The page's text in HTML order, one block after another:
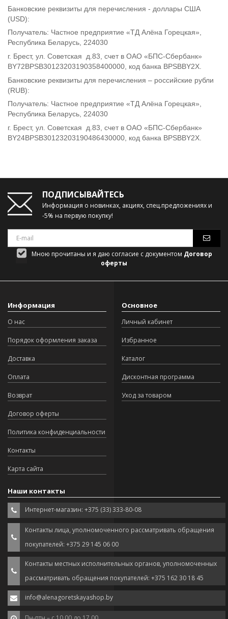
Банковские реквизиты для перечисления - доллары США
(USD):
Получатель: Частное предприятие «ТД Алёна Горецкая»,
Республика Беларусь, 224030
г. Брест, ул. Советская д.83, счет в ОАО «БПС-Сбербанк»
BY72BPSB30123203190358400000, код банка BPSBBY2X.
Банковские реквизиты для перечисления – российские рубли
(RUB):
Получатель: Частное предприятие «ТД Алёна Горецкая»,
Республика Беларусь, 224030
г. Брест, ул. Советская д.83, счет в ОАО «БПС-Сбербанк»
BY24BPSB30123203190486430000, код банка BPSBBY2X.
ПОДПИСЫВАЙТЕСЬ
Информация о новинках, акциях, спец.предложениях и
-5% на первую покупку!
Мною прочитаны и я даю согласие с документом Договор
оферты
Информация
О нас
Порядок оформления заказа
Доставка
Оплата
Возврат
Договор оферты
Политика конфиденциальности
Контакты
Карта сайта
Основное
Личный кабинет
Избранное
Каталог
Дисконтная программа
Уход за товаром
Наши контакты
Интернет-магазин: +375 (33) 333-80-08
Контакты лица, уполномоченного рассматривать обращения
покупателей: +375 29 145 06 00
Контакты местных исполнительных органов, уполномоченных
рассматривать обращения покупателей: +375 162 30 18 45
info@alenagoretskayashop.by